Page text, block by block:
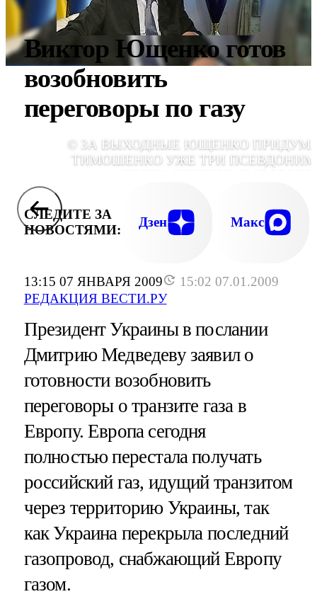
13:15 07 ЯНВАРЯ 2009
15:02 07.01.2009
РЕДАКЦИЯ ВЕСТИ.РУ
Виктор Ющенко готов
возобновить
переговоры по газу
© ЗА ВЫХОДНЫЕ ЮЩЕНКО
ТИМОШЕНКО УЖЕ ТРИ
СЛЕДИТЕ ЗА
НОВОСТЯМИ:
Дзен Макс
Президент Украины в послании
Дмитрию Медведеву заявил о
готовности возобновить
переговоры о транзите газа в
Европу. Европа сегодня
полностью перестала получать
российский газ, идущий транзитом
через территорию Украины, так
как Украина перекрыла последний
газопровод, снабжающий Европу
газом.